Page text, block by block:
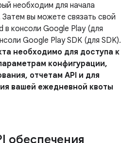
необходим для начала
Затем вы можете связать свой
в консоли Google Play (для
Google Play SDK (для SDK).
необходимо для доступа к
конфигурации,
отчетам API и для
вашей ежедневной квоты
обеспечения